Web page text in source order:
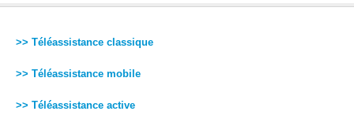
>> Téléassistance classique
>> Téléassistance mobile
>> Téléassistance active